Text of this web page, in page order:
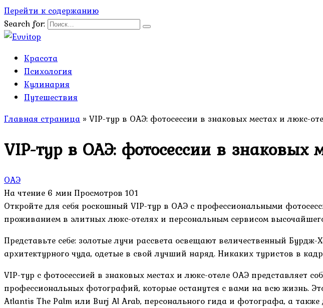
Перейти к содержанию
Search for:
Красота
Психология
Кулинария
Путешествия
Главная страница » VIP-тур в ОАЭ: фотосессии в знаковых местах и люкс-
VIP-тур в ОАЭ: фотосессии в знаковых
ОАЭ
На чтение 6 мин Просмотров 101
Откройте для себя роскошный VIP-тур в ОАЭ с профессиональными
проживанием в элитных люкс-отелях и персональным сервисом
Представьте себе: золотые лучи рассвета освещают величественный
архитектурного чуда, одетые в свой лучший наряд. Никаких туристов в
VIP-тур с фотосессией в знаковых местах и люкс-отеле ОАЭ
профессиональных фотографий, которые останутся с вами на всю жизнь.
Atlantis The Palm или Burj Al Arab, персонального гида и фотографа, а